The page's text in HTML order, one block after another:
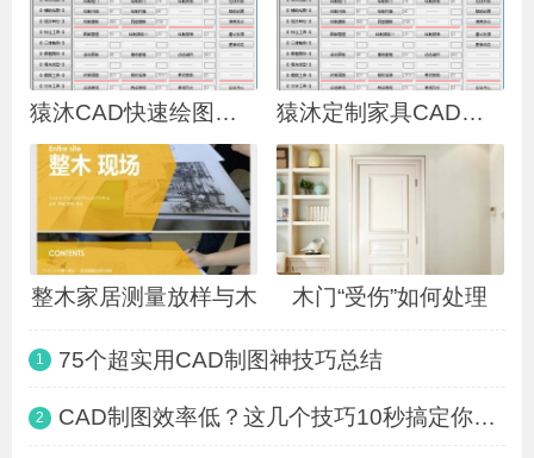
猿沐CAD快速绘图工具G 猿沐定制家具CAD快速
整木家居测量放样与木 木门“受伤”如何处理
1 75个超实用CAD制图神技巧总结
2 CAD制图效率低？这几个技巧10秒搞定你一个